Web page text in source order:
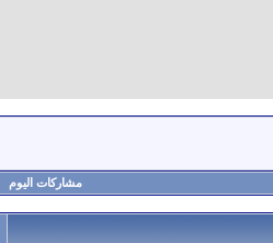
مشاركات اليوم